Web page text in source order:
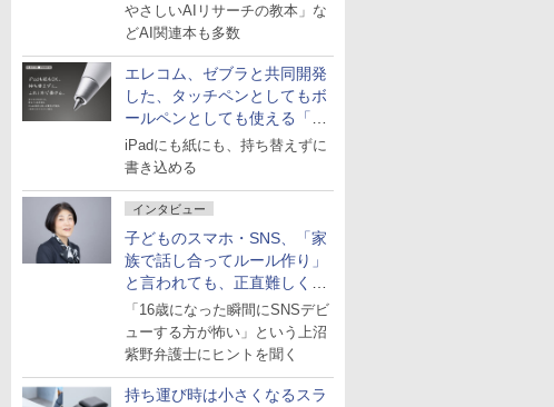
やさしいAIリサーチの教本」な
どAI関連本も多数
エレコム、ゼブラと共同開発
した、タッチペンとしてもボ
ールペンとしても使える「ス
タイラスツーウェイ」発売
iPadにも紙にも、持ち替えずに
書き込める
インタビュー
子どものスマホ・SNS、「家
族で話し合ってルール作り」
と言われても、正直難しくな
いですか？
「16歳になった瞬間にSNSデビ
ューする方が怖い」という上沼
紫野弁護士にヒントを聞く
持ち運び時は小さくなるスラ